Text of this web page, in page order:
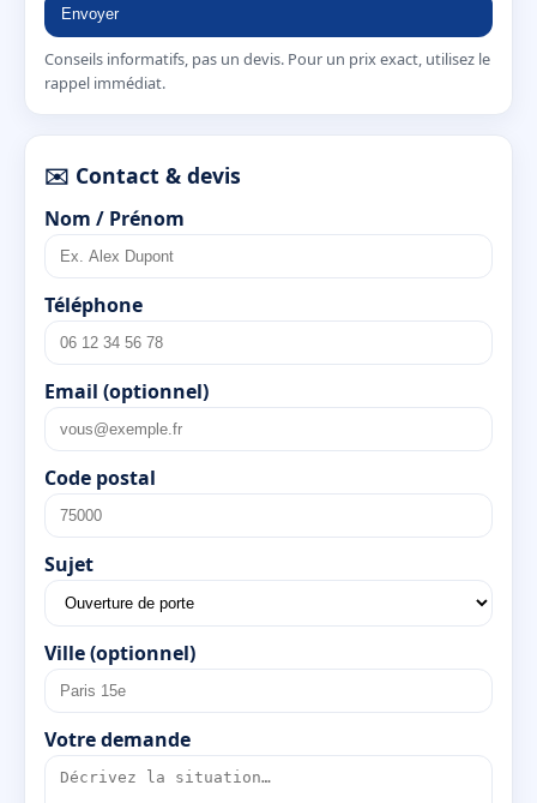
Envoyer
Conseils informatifs, pas un devis. Pour un prix exact, utilisez le
rappel immédiat.
✉️ Contact & devis
Nom / Prénom
Téléphone
Email (optionnel)
Code postal
Sujet
Ville (optionnel)
Votre demande